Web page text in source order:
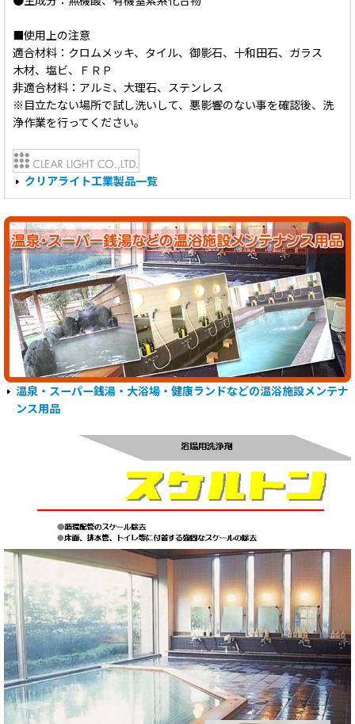
■使用上の注意
適合材料：クロムメッキ、タイル、御影石、十和田石、ガラス
木材、塩ビ、ＦＲＰ
非適合材料：アルミ、大理石、ステンレス
※目立たない場所で試し洗いして、悪影響のない事を確認後、洗
浄作業を行ってください。
クリアライト工業製品一覧
温泉・スーパー銭湯・大浴場・健康ランドなどの温浴施設メンテナ
ンス用品